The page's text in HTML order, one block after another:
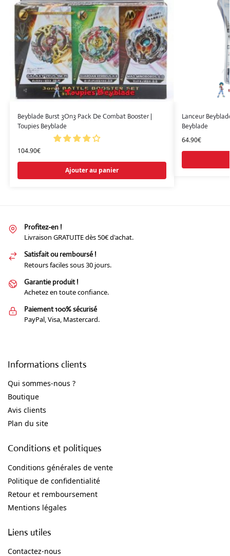
Beyblade Burst 3On3 Pack De Combat Booster |
Toupies Beyblade
104.90€
Ajouter au panier
Lanceur
Beyblade
64.90€
Profitez-en !
Livraison GRATUITE dès 50€ d'achat.
Satisfait ou remboursé !
Retours faciles sous 30 jours.
Garantie produit !
Achetez en toute confiance.
Paiement 100% sécurisé
PayPal, Visa, Mastercard.
Informations clients
Qui sommes-nous ?
Boutique
Avis clients
Plan du site
Conditions et politiques
Conditions générales de vente
Politique de confidentialité
Retour et remboursement
Mentions légales
Liens utiles
Contactez-nous